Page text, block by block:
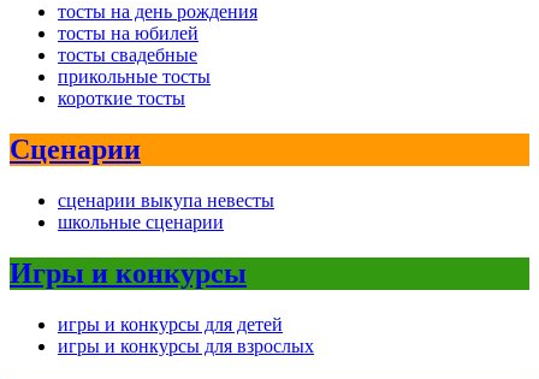
тосты на день рождения
тосты на юбилей
тосты свадебные
прикольные тосты
короткие тосты
Сценарии
сценарии выкупа невесты
школьные сценарии
Игры и конкурсы
игры и конкурсы для детей
игры и конкурсы для взрослых